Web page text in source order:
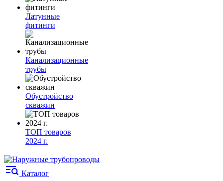
Латунные
фитинги
Канализационные
трубы
Обустройство
скважин
ТОП товаров
2024 г.
Каталог